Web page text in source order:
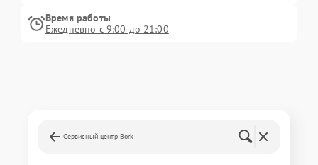
Время работы
Ежедневно с 9:00 до 21:00
Сервисный центр Bork